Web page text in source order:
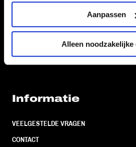
Aanpassen
Alleen noodzakelijke
CLUB
SUPPORTERS
Informatie
VEELGESTELDE VRAGEN
CONTACT